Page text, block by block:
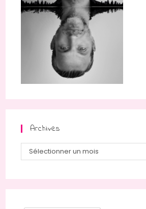
Archives
Archives
Sélectionner un mois